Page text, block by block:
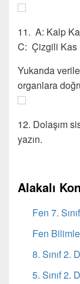
11. A:
C: Çizgili Kas
Yukarıda
organlara
12. Dolaşım
yazın.
Alakalı
Fen 7.
Fen
8. Sınıf 2.
5. Sınıf 2.